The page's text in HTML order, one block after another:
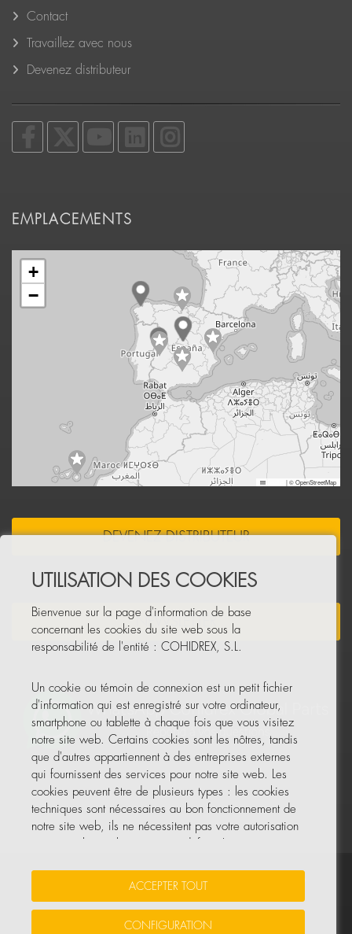
Contact
Travaillez avec nous
Devenez distributeur
EMPLACEMENTS
+
−
|© OpenStreetMap
DEVENEZ DISTRIBUTEUR
NEWSLETTER
Vos données sont sécurisées • Protection des données
© Tous droits réservés, COHIDREX GLOBAL PARTS, S.L.U.
UTILISATION DES COOKIES
Bienvenue sur la page d'information de base
concernant les cookies du site web sous la
responsabilité de l'entité : COHIDREX, S.L.
Un cookie ou témoin de connexion est un petit fichier
d'information qui est enregistré sur votre ordinateur,
smartphone ou tablette à chaque fois que vous visitez
notre site web. Certains cookies sont les nôtres, tandis
que d'autres appartiennent à des entreprises externes
qui fournissent des services pour notre site web. Les
cookies peuvent être de plusieurs types : les cookies
techniques sont nécessaires au bon fonctionnement de
notre site web, ils ne nécessitent pas votre autorisation
goûts et intérêts personnels.
ACCEPTER TOUT
CONFIGURATION